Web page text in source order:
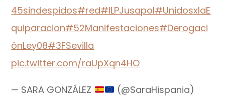
45sindespidos#red#ILPJusapol#UnidosxlaE
quiparacion#52Manifestaciones#Derogaci
ónLey08#3FSevilla
pic.twitter.com/raUpXqn4HO
— SARA GONZÁLEZ
(@SaraHispania)